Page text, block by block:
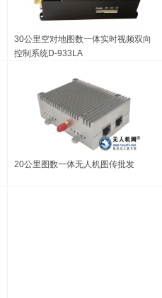
30公里空对地图数一体实时视频双向
控制系统D-933LA
20公里图数一体无人机图传批发